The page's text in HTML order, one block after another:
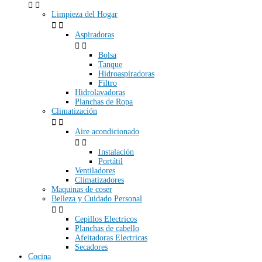
 
Limpieza del Hogar
 
Aspiradoras
 
Bolsa
Tanque
Hidroaspiradoras
Filtro
Hidrolavadoras
Planchas de Ropa
Climatización
 
Aire acondicionado
 
Instalación
Portátil
Ventiladores
Climatizadores
Maquinas de coser
Belleza y Cuidado Personal
 
Cepillos Electricos
Planchas de cabello
Afeitadoras Electricas
Secadores
Cocina